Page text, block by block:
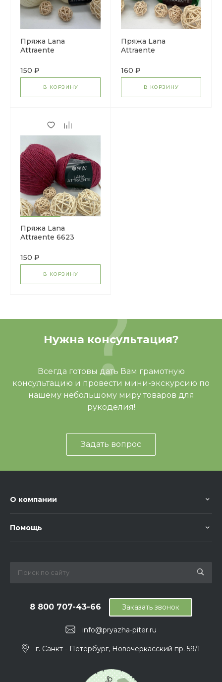
Пряжа Lana
Attraente
150 ₽
В КОРЗИНУ
Пряжа Lana
Attraente
160 ₽
В КОРЗИНУ
Пряжа Lana
Attraente 6623
150 ₽
В КОРЗИНУ
Нужна консультация?
Всегда готовы дать Вам грамотную
консультацию и провести мини-экскурсию по
нашему небольшому миру товаров для
рукоделия!
Задать вопрос
О компании
Помощь
info@pryazha-piter.ru
8 800 707-43-66
г. Санкт - Петербург, Новочеркасский пр. 59/1
Заказать звонок